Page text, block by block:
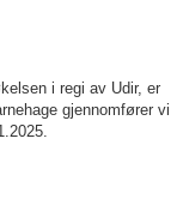
i regi av Udir, er
gjennomfører vi